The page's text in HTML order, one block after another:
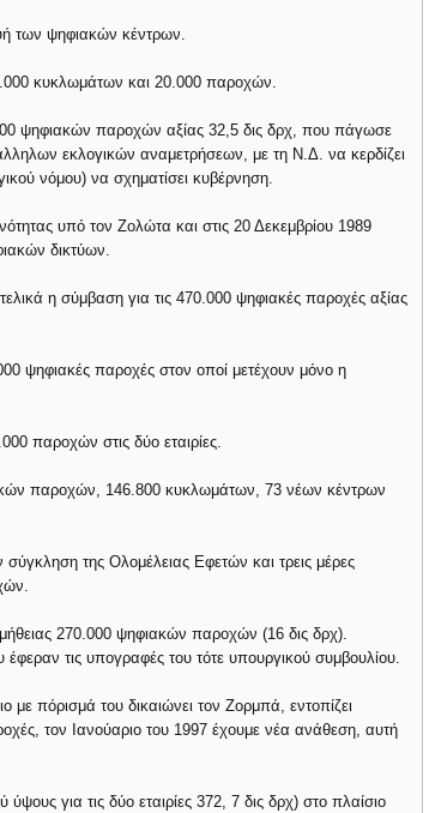
των ψηφιακών κέντρων.
κυκλωμάτων και 20.000 παροχών.
ψηφιακών παροχών αξίας 32,5 δις δρχ, που πάγωσε
εκλογικών αναμετρήσεων, με τη Ν.Δ. να κερδίζει
νόμου) να σχηματίσει κυβέρνηση.
υπό τον Ζολώτα και στις 20 Δεκεμβρίου 1989
δικτύων.
η σύμβαση για τις 470.000 ψηφιακές παροχές αξίας
ψηφιακές παροχές στον οποί μετέχουν μόνο η
παροχών στις δύο εταιρίες.
παροχών, 146.800 κυκλωμάτων, 73 νέων κέντρων
της Ολομέλειας Εφετών και τρεις μέρες
270.000 ψηφιακών παροχών (16 δις δρχ).
έφεραν τις υπογραφές του τότε υπουργικού συμβουλίου.
πόρισμά του δικαιώνει τον Ζορμπά, εντοπίζει
τον Ιανούαριο του 1997 έχουμε νέα ανάθεση, αυτή
για τις δύο εταιρίες 372, 7 δις δρχ) στο πλαίσιο